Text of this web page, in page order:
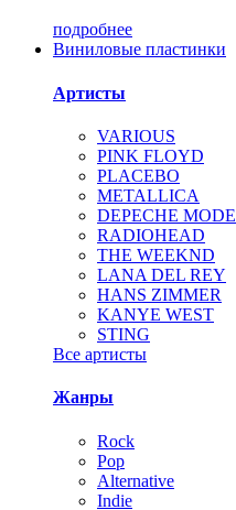
подробнее
Виниловые пластинки
Артисты
VARIOUS
PINK FLOYD
PLACEBO
METALLICA
DEPECHE MODE
RADIOHEAD
THE WEEKND
LANA DEL REY
HANS ZIMMER
KANYE WEST
STING
Все артисты
Жанры
Rock
Pop
Alternative
Indie